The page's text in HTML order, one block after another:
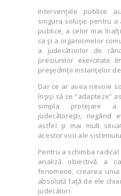
Intervenţiile publice
singura soluţie pentru
publice, a celor mai
ca şi a organismelor
a judecătorilor de
presiunilor exercitate
preşedinţii instanţelor
Dar ce ar avea nevoie
înşişi să se “adapteze”
simpla protejare
judecătoreşti, negând
astfel şi mai mult
acestor vicii ale
Pentru a schimba
analiză obiectivă a
fenomene, crearea
absolută faţă de ele
judecători.